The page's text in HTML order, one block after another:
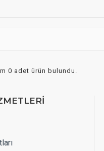
0 adet ürün bulundu.